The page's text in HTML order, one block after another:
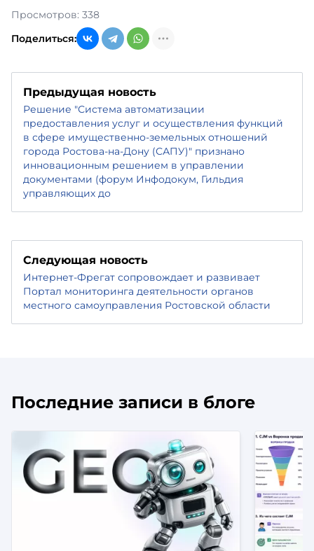
Просмотров: 338
Поделиться:
Предыдущая новость
Решение "Система автоматизации
предоставления услуг и осуществления функций
в сфере имущественно-земельных отношений
города Ростова-на-Дону (САПУ)" признано
инновационным решением в управлении
документами (форум Инфодокум, Гильдия
управляющих до
Следующая новость
Интернет-Фрегат сопровождает и развивает
Портал мониторинга деятельности органов
местного самоуправления Ростовской области
Последние записи в блоге